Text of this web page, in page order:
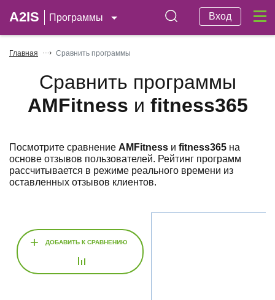
A2IS Программы Вход
Главная Сравнить программы
Сравнить программы
AMFitness и fitness365
Посмотрите сравнение AMFitness и fitness365 на
основе отзывов пользователей. Рейтинг программ
рассчитывается в режиме реального времени из
оставленных отзывов клиентов.
+ ДОБАВИТЬ К СРАВНЕНИЮ